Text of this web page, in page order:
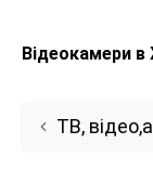
Відеокамери в
ТВ,